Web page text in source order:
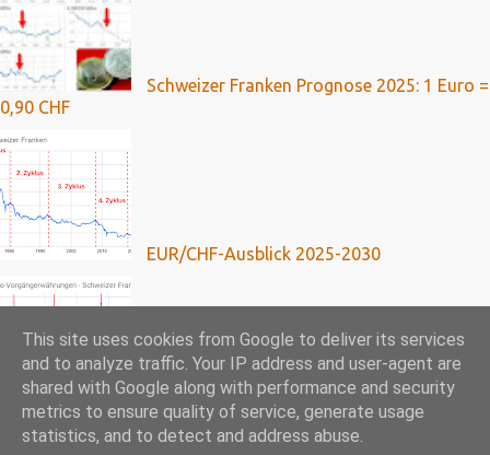
Schweizer Franken Prognose 2025: 1 Euro =
0,90 CHF
EUR/CHF-Ausblick 2025-2030
Franken-Kredite: Umfassende Analyse mit
Ausblick bis 2024
This site uses cookies from Google to deliver its services
and to analyze traffic. Your IP address and user-agent are
shared with Google along with performance and security
metrics to ensure quality of service, generate usage
statistics, and to detect and address abuse.